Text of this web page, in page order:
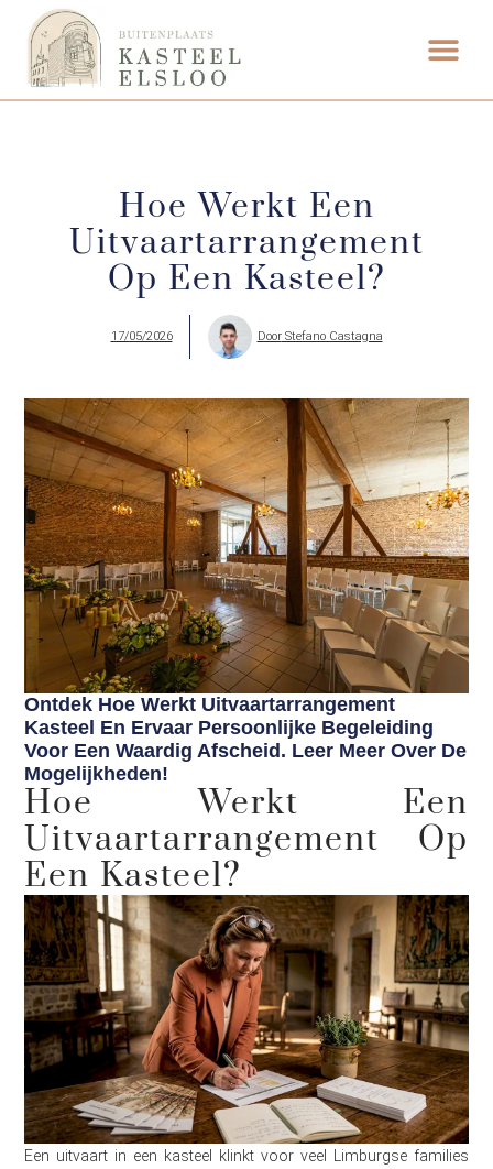
Hoe Werkt Een
Uitvaartarrangement
Op Een Kasteel?
17/05/2026 DoorStefano Castagna
Ontdek Hoe Werkt Uitvaartarrangement
Kasteel En Ervaar Persoonlijke Begeleiding
Voor Een Waardig Afscheid. Leer Meer Over De
Mogelijkheden!
Hoe Werkt Een
Uitvaartarrangement Op
Een Kasteel?
Een uitvaart in een kasteel klinkt voor veel Limburgse families